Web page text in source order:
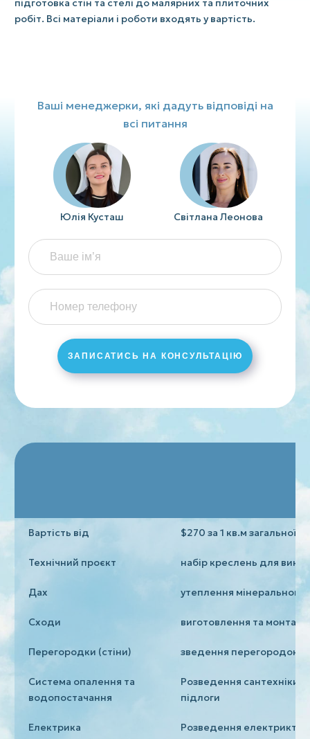
підготовка стін та стелі до малярних та плиточних
робіт. Всі матеріали і роботи входять у вартість.
Ваші менеджерки, які дадуть відповіді на
всі питання
Юлія Кусташ Світлана Леонова
ЗАПИСАТИСЬ НА КОНСУЛЬТАЦІЮ
Вартість від $270 за 1 кв.м загальної
Технічний проєкт набір креслень для
Дах утеплення мінеральною
Сходи виготовлення та монтаж
Перегородки (стіни) зведення перегородок
Система опалення та
водопостачання
Розведення сантехніки,
підлоги
Електрика Розведення